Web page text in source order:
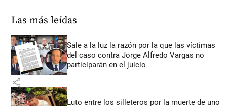
Las más leídas
Sale a la luz la razón por la que las víctimas
del caso contra Jorge Alfredo Vargas no
participarán en el juicio
share
Luto entre los silleteros por la muerte de uno